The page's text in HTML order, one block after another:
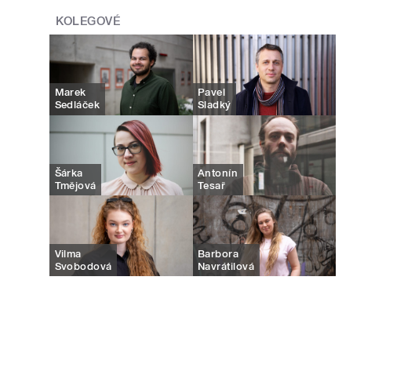
KOLEGOVÉ
Marek
Sedláček
Pavel
Sladký
Šárka
Tmějová
Antonín
Tesař
Vilma
Svobodová
Barbora
Navrátilová